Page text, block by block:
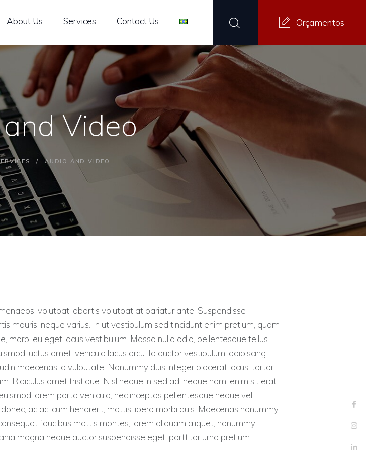
About Us Services Contact Us Orçamentos
Video
AUDIO AND VIDEO
volutpat lobortis volutpat at pariatur ante. Suspendisse
mauris, neque varius. In ut vestibulum sed tincidunt enim pretium, quam
morbi eu eget lacus vestibulum. Massa nulla odio, pellentesque tellus
luctus amet, vehicula lacus arcu. Id auctor vestibulum, adipiscing
maecenas id vulputate. Nonummy duis integer placerat lacus, tortor
Ridiculus amet tristique. Nisl neque in sed ad, neque nam, enim sit erat.
lorem porta vehicula, nec inceptos pellentesque neque vel
ac ac, cum hendrerit, mattis libero morbi quis. Maecenas nonummy
faucibus mattis montes, lorem aliquam aliquet, nonummy
magna neque auctor suspendisse eget, porttitor urna pretium